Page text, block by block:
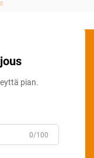
pian.
0/100